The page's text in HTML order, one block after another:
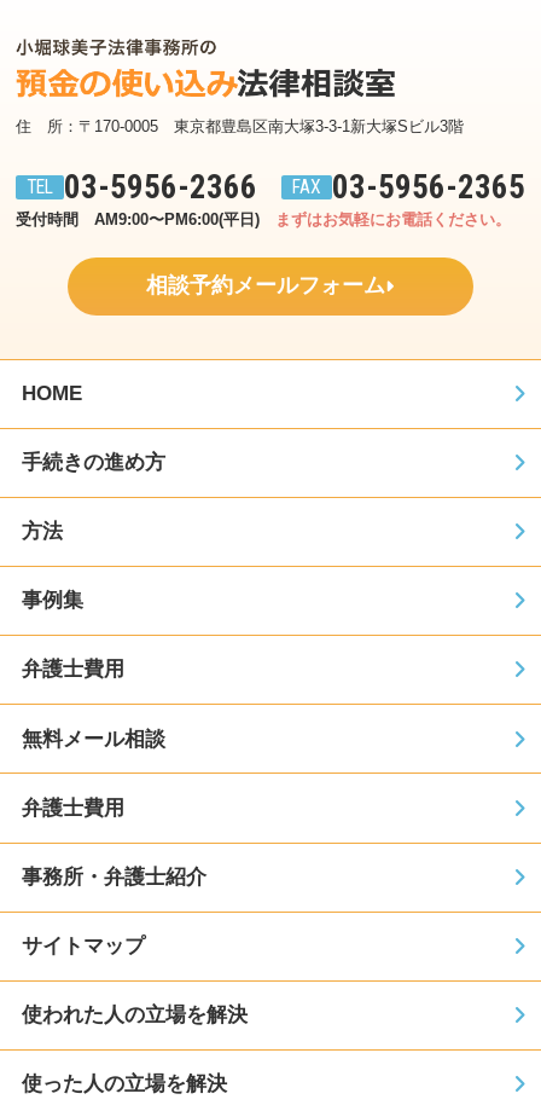
住　所：〒170-0005　東京都豊島区南大塚3-3-1新大塚Sビル3階
03-5956-2366 03-5956-2365
受付時間　AM9:00〜PM6:00(平日) まずはお気軽にお電話ください。
相談予約メールフォーム
HOME
手続きの進め方
方法
事例集
弁護士費用
無料メール相談
弁護士費用
事務所・弁護士紹介
サイトマップ
使われた人の立場を解決
使った人の立場を解決